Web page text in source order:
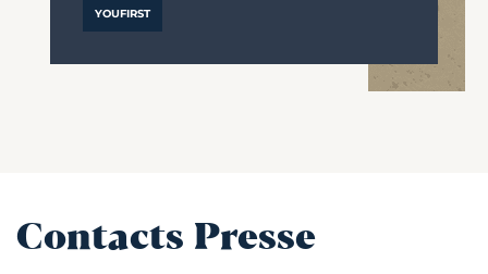
YOUFIRST
Contacts Presse